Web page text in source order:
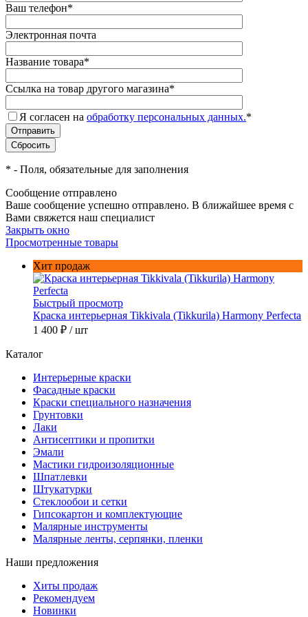
Ваш телефон*
Электронная почта
Название товара*
Ссылка на товар другого магазина*
Я согласен на обработку персональных данных.*
* - Поля, обязательные для заполнения
Сообщение отправлено
Ваше сообщение успешно отправлено. В ближайшее время с
Вами свяжется наш специалист
Закрыть окно
Просмотренные товары
Хит продаж
Быстрый просмотр
Краска интерьерная Tikkivala (Tikkurila) Harmony Perfecta
1 400 ₽ / шт
Каталог
Интерьерные краски
Фасадные краски
Краски специального назначения
Грунтовки
Лаки
Антисептики и пропитки
Эмали
Мастики гидроизоляционные
Шпатлевки
Штукатурки
Стеклообои и сетки
Гипсокартон и комплектующие
Малярные инструменты
Малярные ленты, серпянки, пленки
Наши предложения
Хиты продаж
Рекомендуем
Новинки